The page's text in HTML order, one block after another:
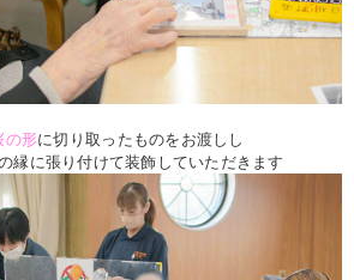
の形に切り取ったものをお渡しし
縁に張り付けて装飾していただきます